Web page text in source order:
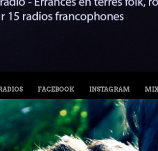
FACEBOOK INSTAGRAM